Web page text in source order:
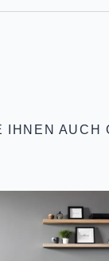
IHNEN AUCH